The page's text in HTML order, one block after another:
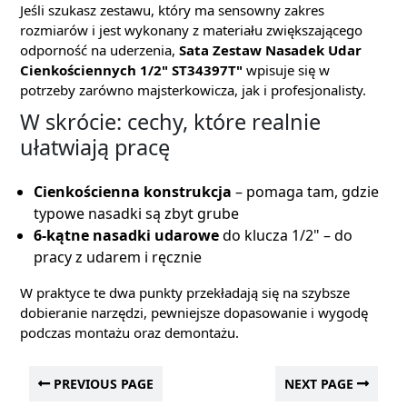
Jeśli szukasz zestawu, który ma sensowny zakres
rozmiarów i jest wykonany z materiału zwiększającego
odporność na uderzenia, Sata Zestaw Nasadek Udar
Cienkościennych 1/2" ST34397T" wpisuje się w
potrzeby zarówno majsterkowicza, jak i profesjonalisty.
W skrócie: cechy, które realnie
ułatwiają pracę
Cienkościenna konstrukcja – pomaga tam, gdzie
typowe nasadki są zbyt grube
6-kątne nasadki udarowedo klucza 1/2" – do
pracy z udarem i ręcznie
W praktyce te dwa punkty przekładają się na szybsze
dobieranie narzędzi, pewniejsze dopasowanie i wygodę
podczas montażu oraz demontażu.
PREVIOUS PAGE NEXT PAGE